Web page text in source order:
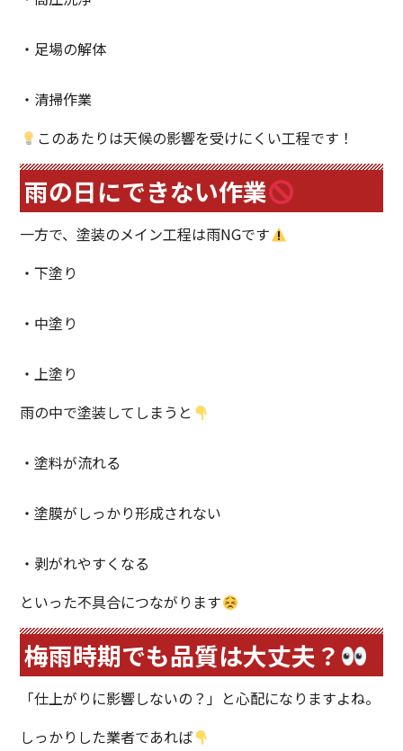
・足場の解体
・清掃作業
このあたりは天候の影響を受けにくい工程です！
雨の日にできない作業
一方で、塗装のメイン工程は雨NGです
・下塗り
・中塗り
・上塗り
雨の中で塗装してしまうと
・塗料が流れる
・塗膜がしっかり形成されない
・剥がれやすくなる
といった不具合につながります
梅雨時期でも品質は大丈夫？
「仕上がりに影響しないの？」と心配になりますよね。
しっかりした業者であれば